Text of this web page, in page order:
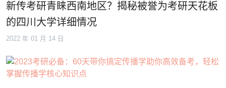
新传考研青睐西南地区？揭秘被誉为考研天花板
的四川大学详细情况
2022 年 01 月 14 日